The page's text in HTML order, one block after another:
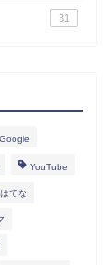
31
Google
YouTube
はてな